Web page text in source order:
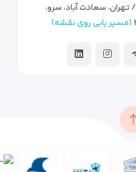
تهران، ولی عصر، عاطفی، پ ۱۰۰ / تهران، سعادت آباد، سرو،
(مسیر یابی روی نقشه)